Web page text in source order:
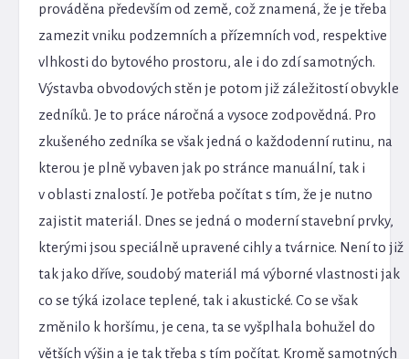
prováděna především od země, což znamená, že je třeba
zamezit vniku podzemních a přízemních vod, respektive
vlhkosti do bytového prostoru, ale i do zdí samotných.
Výstavba obvodových stěn je potom již záležitostí obvykle
zedníků. Je to práce náročná a vysoce zodpovědná. Pro
zkušeného zedníka se však jedná o každodenní rutinu, na
kterou je plně vybaven jak po stránce manuální, tak i
v oblasti znalostí. Je potřeba počítat s tím, že je nutno
zajistit materiál. Dnes se jedná o moderní stavební prvky,
kterými jsou speciálně upravené cihly a tvárnice. Není to již
tak jako dříve, soudobý materiál má výborné vlastnosti jak
co se týká izolace teplené, tak i akustické. Co se však
změnilo k horšímu, je cena, ta se vyšplhala bohužel do
větších výšin a je tak třeba s tím počítat. Kromě samotných